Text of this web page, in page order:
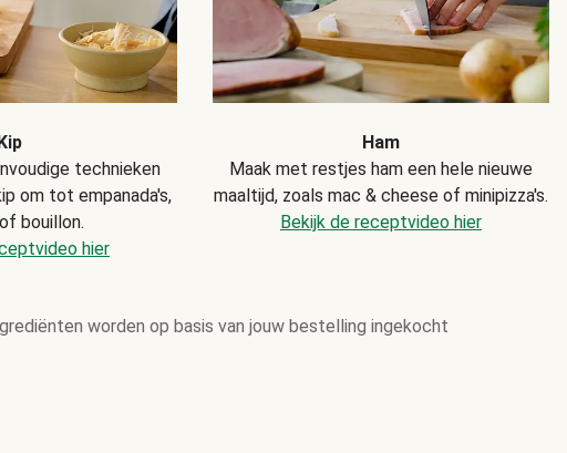
technieken
om tot empanada's,
bouillon.
hier
Ham
Maak met restjes ham een hele nieuwe
maaltijd, zoals mac & cheese of minipizza's.
Bekijk de receptvideo hier
worden op basis van jouw bestelling ingekocht